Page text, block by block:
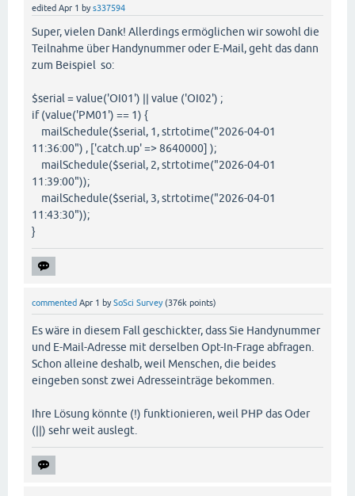
edited Apr 1 bys337594
Super, vielen Dank! Allerdings ermöglichen wir sowohl die
Teilnahme über Handynummer oder E-Mail, geht das dann
zum Beispiel so:
$serial = value('OI01') || value ('OI02') ;
if (value('PM01') == 1) {
mailSchedule($serial, 1, strtotime("2026-04-01
11:36:00") , ['catch.up' => 8640000] );
mailSchedule($serial, 2, strtotime("2026-04-01
11:39:00"));
mailSchedule($serial, 3, strtotime("2026-04-01
11:43:30"));
}
commented Apr 1 bySoSci Survey (376k points)
Es wäre in diesem Fall geschickter, dass Sie Handynummer
und E-Mail-Adresse mit derselben Opt-In-Frage abfragen.
Schon alleine deshalb, weil Menschen, die beides
eingeben sonst zwei Adresseinträge bekommen.
Ihre Lösung könnte (!) funktionieren, weil PHP das Oder
(||) sehr weit auslegt.